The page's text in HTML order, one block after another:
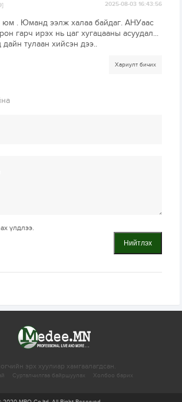
2025-08-03 16:43:56
юм . Юманд ээлж халаа байдаг. АНУаас
гарч ирэх нь цаг хугацааны асуудал...
тулаан хийсэн дээ..
Хариулт бичих
үлдлээ.
Нийтлэх
эрх хуулиар хамгаалагдсан.
Сурталчилгаа байршуулах Холбоо барих